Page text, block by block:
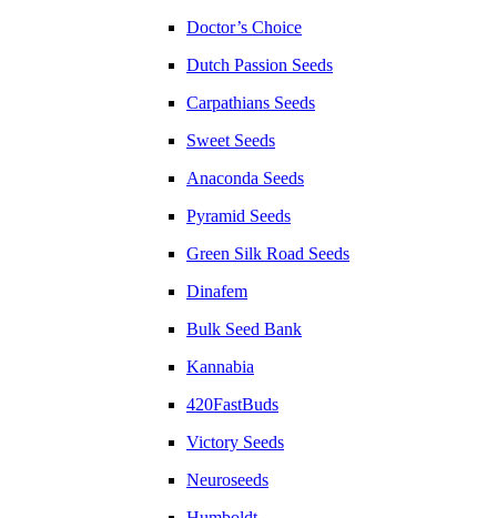
Doctor’s Choice
Dutch Passion Seeds
Carpathians Seeds
Sweet Seeds
Anaconda Seeds
Pyramid Seeds
Green Silk Road Seeds
Dinafem
Bulk Seed Bank
Kannabia
420FastBuds
Victory Seeds
Neuroseeds